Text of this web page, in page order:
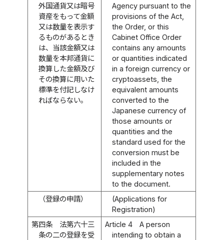
外国通貨又は暗号
資産をもって金額
又は数量を表示す
るものがあるとき
は、当該金額又は
数量を本邦通貨に
換算した金額及び
その換算に用いた
標準を付記しなけ
ればならない。
Agency pursuant to the
provisions of the Act,
the Order, or this
Cabinet Office Order
contains any amounts
or quantities indicated
in a foreign currency or
cryptoassets, the
equivalent amounts
converted to the
Japanese currency of
those amounts or
quantities and the
standard used for the
conversion must be
included in the
supplementary notes
to the document.
（登録の申請）
(Applications for
Registration)
第四条
法第六十三
条の二の登録を受
Article 4
A person
intending to obtain a